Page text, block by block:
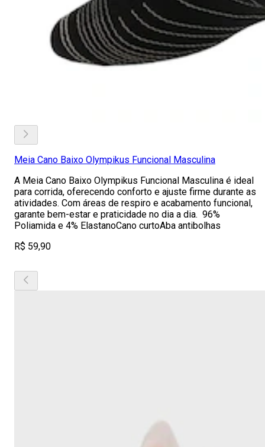
Meia Cano Baixo Olympikus Funcional Masculina
A Meia Cano Baixo Olympikus Funcional Masculina é ideal
para corrida, oferecendo conforto e ajuste firme durante as
atividades. Com áreas de respiro e acabamento funcional,
garante bem-estar e praticidade no dia a dia. 96%
Poliamida e 4% ElastanoCano curtoAba antibolhas
R$ 59,90